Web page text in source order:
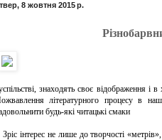
8 жовтня 2015 р.
знаходять своє відображення і
літературного процесу в
будь-які читацькі смаки
Зріс інтерес не лише до творчості